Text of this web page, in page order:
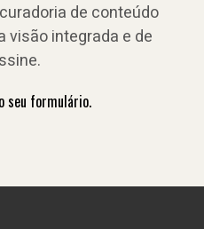
de conteúdo
visão integrada e de
seu formulário.